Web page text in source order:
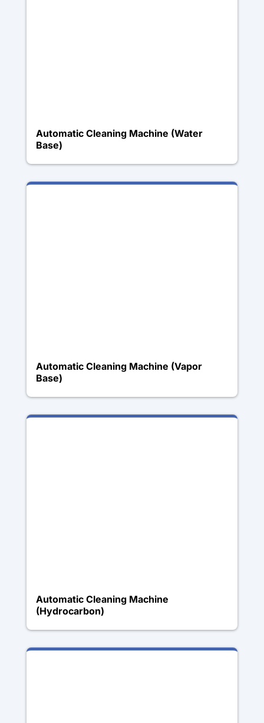
Automatic Cleaning Machine (Water
Base)
Automatic Cleaning Machine (Vapor
Base)
Automatic Cleaning Machine
(Hydrocarbon)